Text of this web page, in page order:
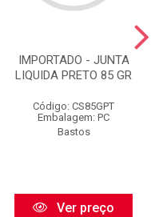
IMPORTADO - JUNTA
LIQUIDA PRETO 85 GR
Código: CS85GPT
Embalagem: PC
Bastos
Ver preço